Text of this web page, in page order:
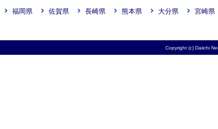
福岡県 佐賀県 長崎県 熊本県 大分県 宮崎県
Copyright (c) Daiichi